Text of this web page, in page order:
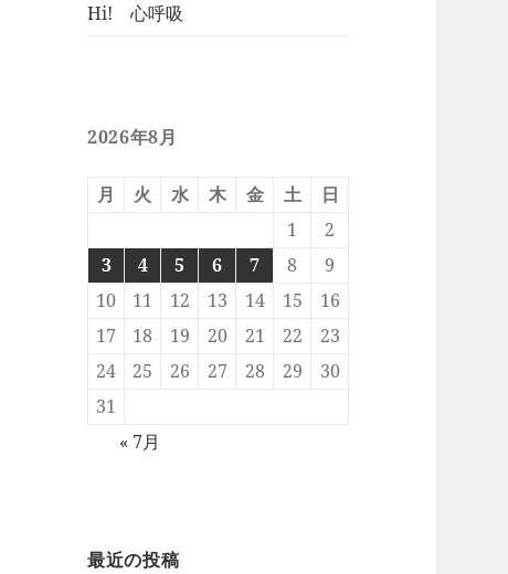
Hi! 心呼吸
2026年8月
月 火 水 木 金 土
日
1
2
3
4 5 6 7 8
9
10
11 12 13 14 15
16
17
18 19 20 21 22
23
24
25 26 27 28 29
30
31
« 7月
最近の投稿